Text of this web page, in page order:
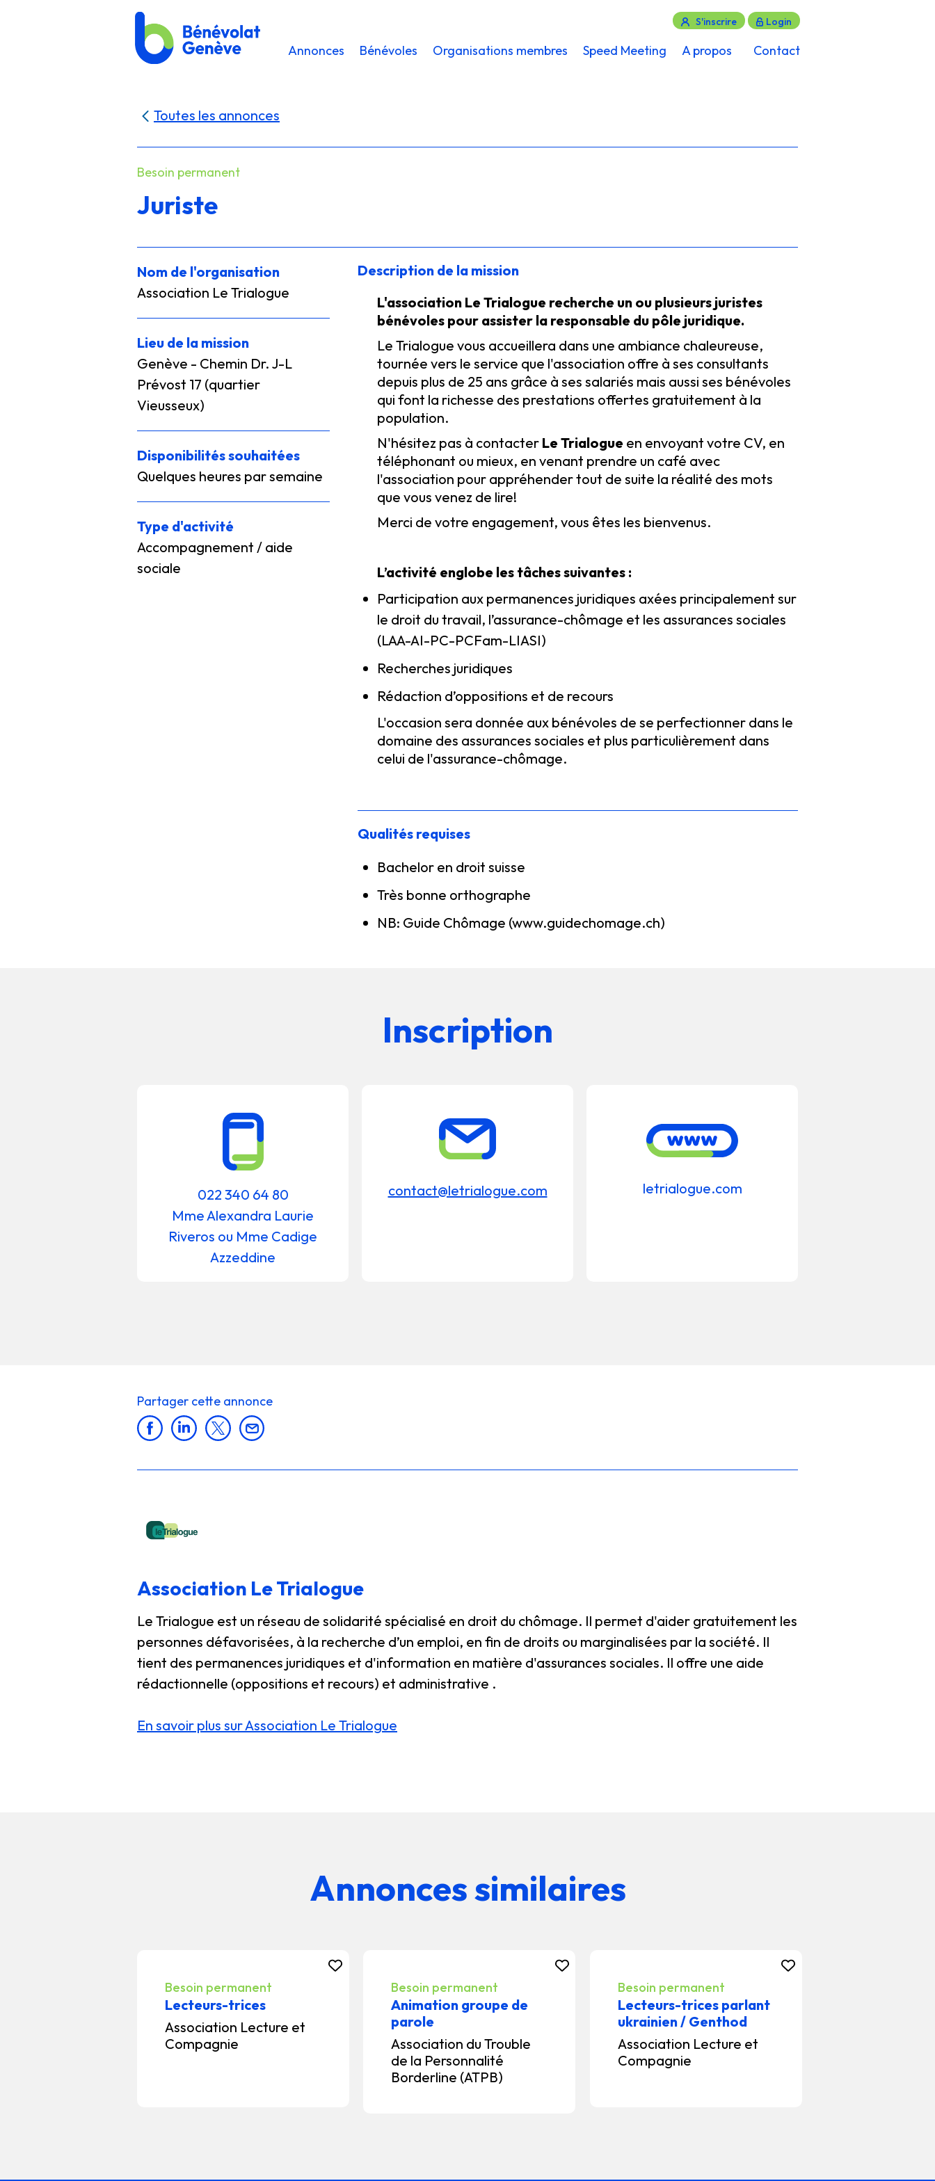
S'inscrire Login
Annonces Bénévoles Organisations membres Speed Meeting A propos Contact
Toutes les annonces
Besoin permanent
Juriste
Nom de l'organisation
Association Le Trialogue
Lieu de la mission
Genève - Chemin Dr. J-L
Prévost 17 (quartier
Vieusseux)
Disponibilités souhaitées
Quelques heures par semaine
Type d'activité
Accompagnement / aide
sociale
Description de la mission
L'association Le Trialogue recherche un ou plusieurs juristes
bénévoles pour assister la responsable du pôle juridique.
Le Trialogue vous accueillera dans une ambiance chaleureuse,
tournée vers le service que l'association offre à ses consultants
depuis plus de 25 ans grâce à ses salariés mais aussi ses bénévoles
qui font la richesse des prestations offertes gratuitement à la
population.
N'hésitez pas à contacter Le Trialogue en envoyant votre CV, en
téléphonant ou mieux, en venant prendre un café avec
l'association pour appréhender tout de suite la réalité des mots
que vous venez de lire!
Merci de votre engagement, vous êtes les bienvenus.
L’activité englobe les tâches suivantes :
Participation aux permanences juridiques axées principalement sur
le droit du travail, l’assurance-chômage et les assurances sociales
(LAA-AI-PC-PCFam-LIASI)
Recherches juridiques
Rédaction d’oppositions et de recours
L'occasion sera donnée aux bénévoles de se perfectionner dans le
domaine des assurances sociales et plus particulièrement dans
celui de l'assurance-chômage.
Qualités requises
Bachelor en droit suisse
Très bonne orthographe
NB: Guide Chômage (www.guidechomage.ch)
Inscription
022 340 64 80
Mme Alexandra Laurie
Riveros ou Mme Cadige
Azzeddine
contact@letrialogue.com letrialogue.com
Partager cette annonce
Association Le Trialogue
Le Trialogue est un réseau de solidarité spécialisé en droit du chômage. Il permet d'aider gratuitement les
personnes défavorisées, à la recherche d’un emploi, en fin de droits ou marginalisées par la société. Il
tient des permanences juridiques et d'information en matière d'assurances sociales. Il offre une aide
rédactionnelle (oppositions et recours) et administrative .
En savoir plus sur Association Le Trialogue
Annonces similaires
Besoin permanent
Lecteurs-trices
Association Lecture et
Compagnie
Besoin permanent
Animation groupe de
parole
Association du Trouble
de la Personnalité
Borderline (ATPB)
Besoin permanent
Lecteurs-trices parlant
ukrainien / Genthod
Association Lecture et
Compagnie